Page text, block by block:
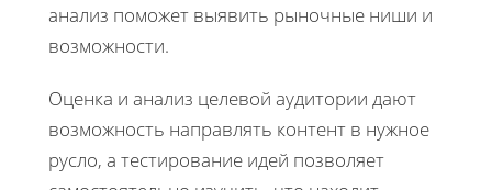
анализ поможет выявить рыночные ниши и
возможности.
Оценка и анализ целевой аудитории дают
возможность направлять контент в нужное
русло, а тестирование идей позволяет